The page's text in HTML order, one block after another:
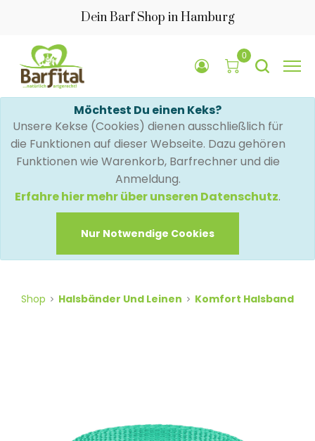
Dein Barf Shop in Hamburg
0
Möchtest Du einen Keks?
Unsere Kekse (Cookies) dienen ausschließlich für
die Funktionen auf dieser Webseite. Dazu gehören
Funktionen wie Warenkorb, Barfrechner und die
Anmeldung.
Erfahre hier mehr über unseren Datenschutz.
Nur Notwendige Cookies
Shop Halsbänder Und Leinen Komfort Halsband